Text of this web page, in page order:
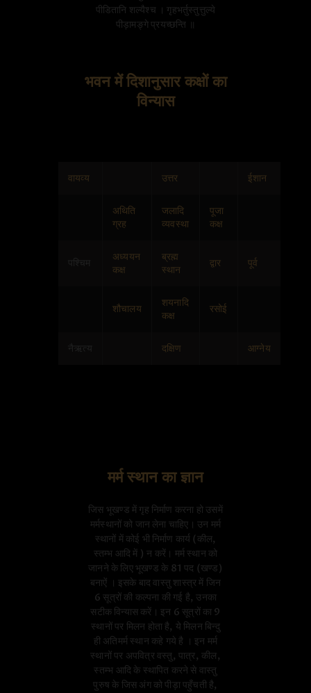
पीडितानि शल्यैश्च । गृहभर्तुस्तुत्तुल्ये
पीड़ामङ्गे प्रयच्छन्ति ॥
भवन में दिशानुसार कक्षों का
विन्यास
वायव्य उत्तर ईशान
अथिति
ग्रह
जलादि
व्यवस्था
पूजा
कक्ष
अध्ययन
कक्ष
ब्रह्म
स्थान
द्वार पूर्व
शौचालय
शयनादि
कक्ष
रसोई
दक्षिण आग्नेय
मर्म स्थान का ज्ञान
जिस भूखण्ड में गृह निर्माण करना हो उसमें
मर्मस्थानों को जान लेना चाहिए। उन मर्म
स्थानों में कोई भी निर्माण कार्य (कील,
स्तम्भ आदि में ) न करें। मर्म स्थान को
जानने के लिए भूखण्ड के 81 पद (खण्ड)
बनाऐं । इसके बाद वास्तु शास्त्र में जिन
6 सूत्रों की कल्पना की गई है, उनका
सटीक विन्यास करें। इन 6 सूत्रों का 9
स्थानों पर मिलन होता है, ये मिलन बिन्दु
ही अतिमर्म स्थान कहे गये है । इन मर्म
स्थानों पर अपवित्र वस्तु, पात्र, कील,
स्तम्भ आदि के स्थापित करने से वास्तु
पुरुष के जिस अंग को पीड़ा पहुँचती है,